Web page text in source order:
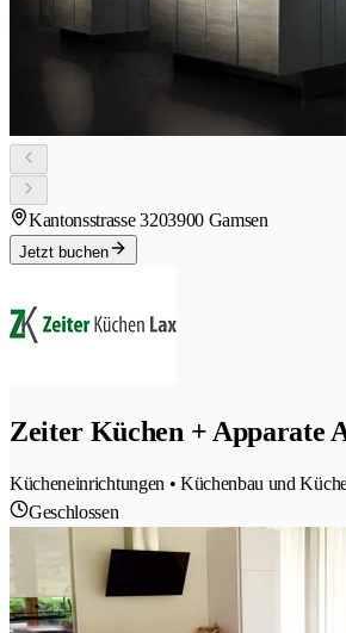
Kantonsstrasse 3203900 Gamsen
Jetzt buchen
Zeiter Küchen + Apparate
Kücheneinrichtungen • Küchenbau und
Geschlossen